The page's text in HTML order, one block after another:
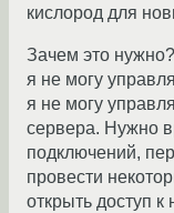
кислород для
Зачем это
я не могу
я не могу
сервера. Нужно
подключений,
провести
открыть доступ